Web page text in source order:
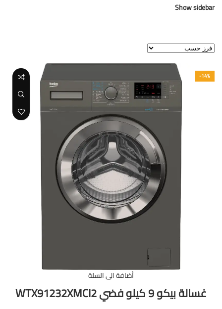
Show sidebar
-14%
أضافة الى السلة
غسالة بيكو 9 كيلو فضي WTX91232XMCI2